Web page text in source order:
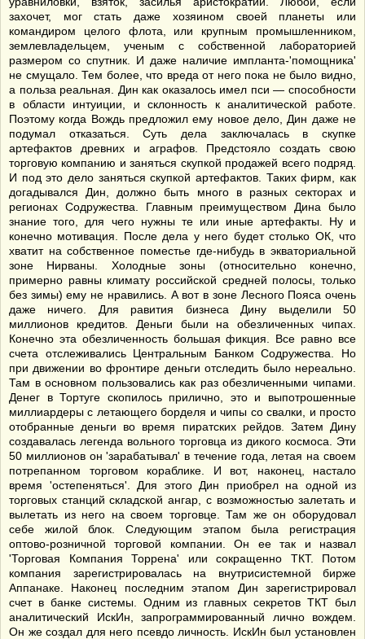
захочет, мог стать даже хозяином своей планеты или
командиром целого флота, или крупным промышленником,
землевладельцем, ученым с собственной лабораторией
размером со спутник. И даже наличие импланта-'помощника'
не смущало. Тем более, что вреда от него пока не было видно,
а польза реальная. Дин как оказалось имел пси — способности
в области интуиции, и склонность к аналитической работе.
Поэтому когда Вождь предложил ему новое дело, Дин даже не
подумал отказаться. Суть дела заключалась в скупке
артефактов древних и аграфов. Предстояло создать свою
торговую компанию и заняться скупкой продажей всего подряд.
И под это дело заняться скупкой артефактов. Таких фирм, как
догадывался Дин, должно быть много в разных секторах и
регионах Содружества. Главным преимуществом Дина было
знание того, для чего нужны те или иные артефакты. Ну и
конечно мотивация. После дела у него будет столько ОК, что
хватит на собственное поместье где-нибудь в экваториальной
зоне Нирваны. Холодные зоны (относительно конечно,
примерно равны климату российской средней полосы, только
без зимы) ему не нравились. А вот в зоне Лесного Пояса очень
даже ничего. Для равития бизнеса Дину выделили 50
миллионов кредитов. Деньги были на обезличенных чипах.
Конечно эта обезличенность большая фикция. Все равно все
счета отслеживались Центральным Банком Содружества. Но
при движении во фронтире деньги отследить было нереально.
Там в основном пользовались как раз обезличенными чипами.
Денег в Тортуге скопилось прилично, это и выпотрошенные
миллиардеры с летающего борделя и чипы со свалки, и просто
отобранные деньги во время пиратских рейдов. Затем Дину
создавалась легенда вольного торговца из дикого космоса. Эти
50 миллионов он 'зарабатывал' в течение года, летая на своем
потрепанном торговом кораблике. И вот, наконец, настало
время 'остепеняться'. Для этого Дин приобрел на одной из
торговых станций складской ангар, с возможностью залетать и
вылетать из него на своем торговце. Там же он оборудовал
себе жилой блок. Следующим этапом была регистрация
оптово-розничной торговой компании. Он ее так и назвал
'Торговая Компания Торрена' или сокращенно ТКТ. Потом
компания зарегистрировалась на внутрисистемной бирже
Аппанаке. Наконец последним этапом Дин зарегистрировал
счет в банке системы. Одним из главных секретов ТКТ был
аналитический ИскИн, запрограммированный лично вождем.
Он же создал для него псевдо личность. ИскИн был установлен